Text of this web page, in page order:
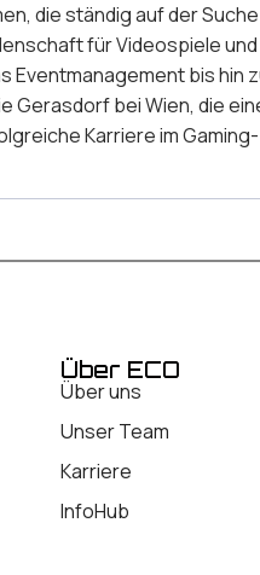
die ständig auf der
für Videospiele
Eventmanagement bis
Gerasdorf bei Wien, die
Karriere im
Über ECO
Über uns
Unser Team
Karriere
InfoHub